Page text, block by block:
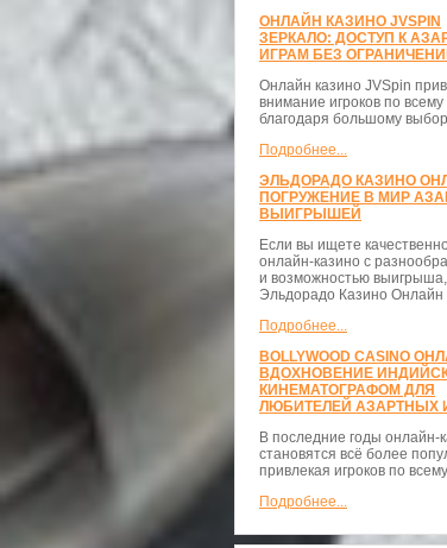
ОНЛАЙН КАЗИНО JVSPIN
ЗЕРКАЛО: ДОСТУП К
ИГРАМ БЕЗ
Онлайн казино JVSpin
внимание игроков по
благодаря большому
Подробнее...
ЭЛЬДОРАДО КАЗИНО
ПОГРУЖЕНИЕ В МИР
ВЫИГРЫШЕЙ
Если вы ищете
онлайн-казино с
и возможностью выигрыша,
Эльдорадо Казино Онлайн
Подробнее...
BOLLYWOOD CASINO
ВДОХНОВЕНИЕ
КИНЕМАТОГРАФОМ ДЛЯ
ЛЮБИТЕЛЕЙ АЗАРТНЫХ
В последние годы онлайн-
становятся всё более
привлекая игроков по
Подробнее...